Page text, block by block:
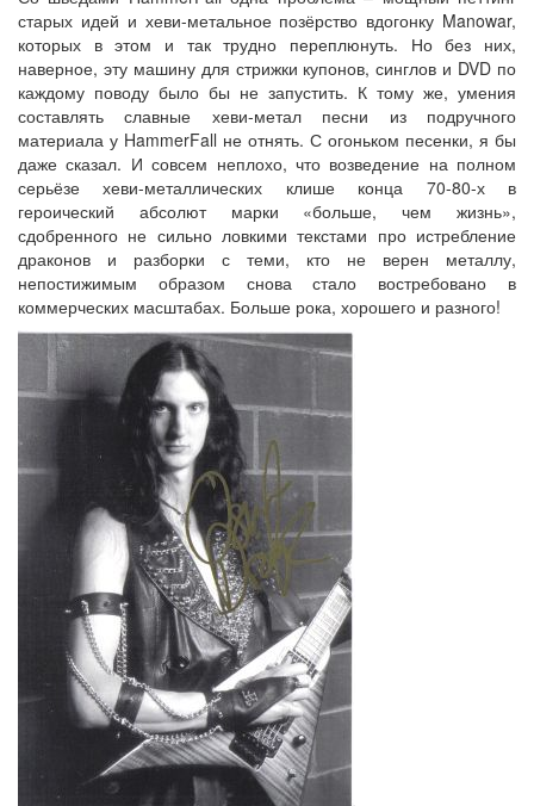
старых идей и хеви-метальное позёрство вдогонку Manowar,
которых в этом и так трудно переплюнуть. Но без них,
наверное, эту машину для стрижки купонов, синглов и DVD по
каждому поводу было бы не запустить. К тому же, умения
составлять славные хеви-метал песни из подручного
материала у HammerFall не отнять. С огоньком песенки, я бы
даже сказал. И совсем неплохо, что возведение на полном
серьёзе хеви-металлических клише конца 70-80-х в
героический абсолют марки «больше, чем жизнь»,
сдобренного не сильно ловкими текстами про истребление
драконов и разборки с теми, кто не верен металлу,
непостижимым образом снова стало востребовано в
коммерческих масштабах. Больше рока, хорошего и разного!